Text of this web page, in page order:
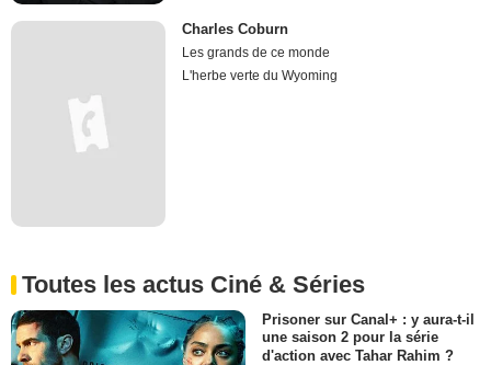
Charles Coburn
Les grands de ce monde
L'herbe verte du Wyoming
Toutes les actus Ciné & Séries
Prisoner sur Canal+ : y aura-t-il
une saison 2 pour la série
d'action avec Tahar Rahim ?